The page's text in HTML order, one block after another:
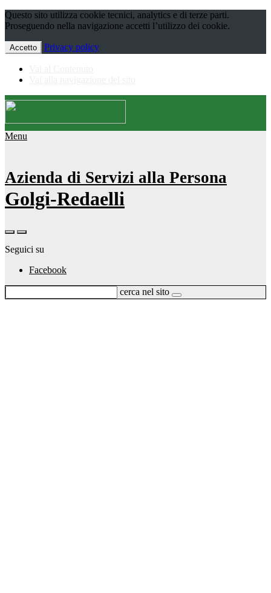
Questo sito utilizza cookie tecnici, analytics e di terze parti.
Proseguendo nella navigazione accetti l’utilizzo dei cookie.
Accetto Privacy policy
Menu
Azienda di Servizi alla Persona
Golgi-Redaelli
Seguici su
Facebook
cerca nel sito